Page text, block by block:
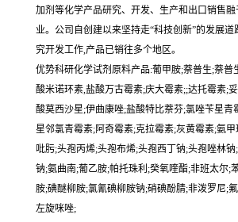
加剂等化学产品研究、开发、生产和出口销售
业。公司自创建以来坚持走“科技创新”的发展
究开发工作,产品已销往多个地区。
优势科研化学试剂原料产品:葡甲胺;萘普生;萘普
酸米诺环素,盐酸万古霉素;庆大霉素;;达托霉素;
酸莫西沙星;伊曲康唑;盐酸特比萘芬;氯唑苄星青
星邻氯青霉素;阿奇霉素;克拉霉素;灰黄霉素;氨
吡肟;头孢丙烯;头孢布烯;头孢西丁钠;头孢唑林
钠;氨曲南;葡乙胺;帕托珠利;癸氧喹酯;非班太尔;
胺;碘醚柳胺;氯氰碘柳胺钠;硝碘酚腈;非泼罗尼;
左旋咪唑;